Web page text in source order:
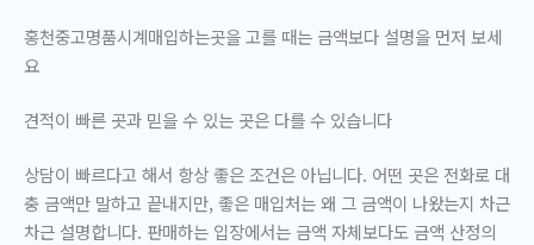
홍천중고명품시계매입하는곳을 고를 때는 금액보다 설명을 먼저 보세
요
견적이 빠른 곳과 믿을 수 있는 곳은 다를 수 있습니다
상담이 빠르다고 해서 항상 좋은 조건은 아닙니다. 어떤 곳은 전화로 대
충 금액만 말하고 끝내지만, 좋은 매입처는 왜 그 금액이 나왔는지 차근
차근 설명합니다. 판매하는 입장에서는 금액 자체보다도 금액 산정의